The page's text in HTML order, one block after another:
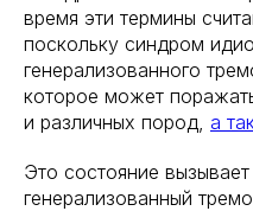
время эти термины
поскольку синдром
генерализованного
которое может
и различных пород, а
Это состояние
генерализованный